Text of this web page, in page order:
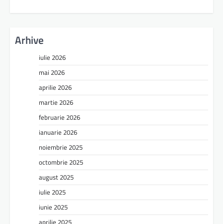
Arhive
iulie 2026
mai 2026
aprilie 2026
martie 2026
februarie 2026
ianuarie 2026
noiembrie 2025
octombrie 2025
august 2025
iulie 2025
iunie 2025
aprilie 2025